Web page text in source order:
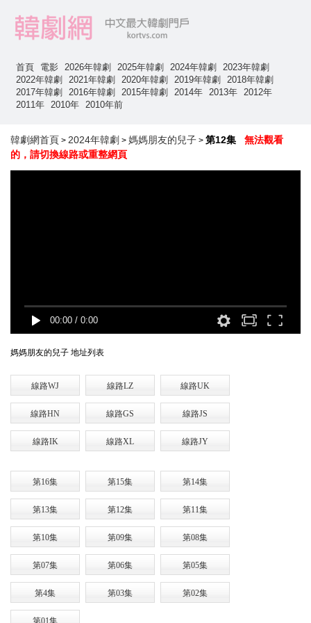
首頁 電影 2026年韓劇 2025年韓劇 2024年韓劇
2023年韓劇
2022年韓劇
2021年韓劇 2020年韓劇 2019年韓劇
2018年韓劇
2017年韓劇
2016年韓劇 2015年韓劇 2014年 2013年
2012年
2011年
2010年 2010年前
韓劇網首頁 > 2024年韓劇 > 媽媽朋友的兒子 > 第12集
無法觀看
的，請切換線路或重整網頁
00:00 / 0:00
媽媽朋友的兒子 地址列表
線路WJ 線路LZ 線路UK
線路HN 線路GS 線路JS
線路IK 線路XL 線路JY
第16集 第15集 第14集
第13集 第12集 第11集
第10集 第09集 第08集
第07集 第06集 第05集
第4集 第03集 第02集
第01集